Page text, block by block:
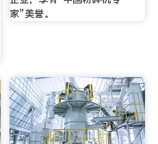
家”美誉。